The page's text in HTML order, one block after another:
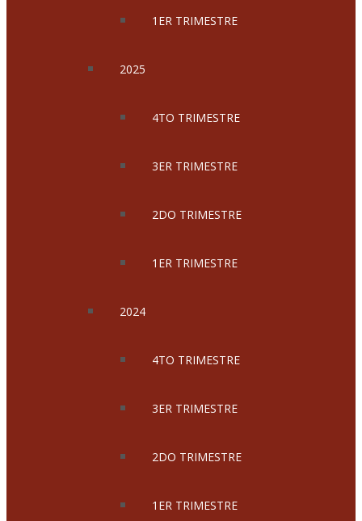
1ER TRIMESTRE
2025
4TO TRIMESTRE
3ER TRIMESTRE
2DO TRIMESTRE
1ER TRIMESTRE
2024
4TO TRIMESTRE
3ER TRIMESTRE
2DO TRIMESTRE
1ER TRIMESTRE